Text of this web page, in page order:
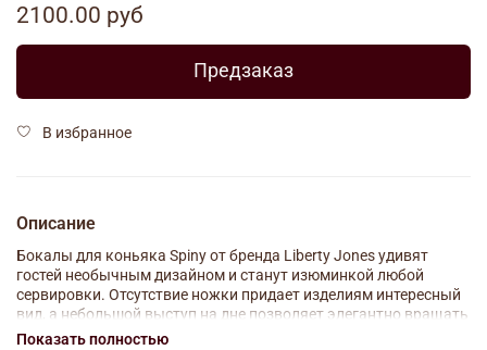
2100.00 руб
Предзаказ
В избранное
Описание
Бокалы для коньяка Spiny от бренда Liberty Jones удивят
гостей необычным дизайном и станут изюминкой любой
сервировки. Отсутствие ножки придает изделиям интересный
вид, а небольшой выступ на дне позволяет элегантно вращать
емкость вокруг собственной оси. Бокалы изготовлены из
Показать полностью